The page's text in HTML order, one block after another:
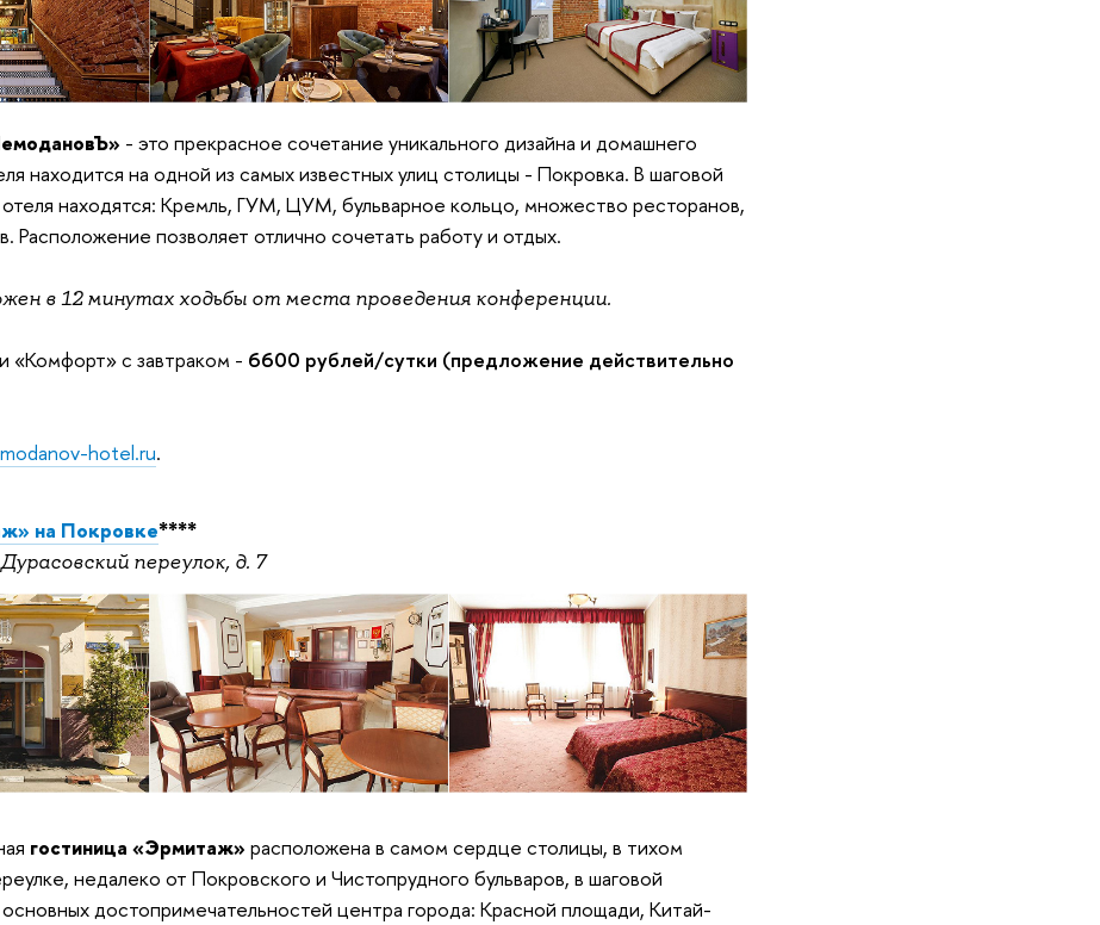
- это прекрасное сочетание уникального дизайна и домашнего
находится на одной из самых известных улиц столицы - Покровка. В шаговой
находятся: Кремль, ГУМ, ЦУМ, бульварное кольцо, множество ресторанов,
Расположение позволяет отлично сочетать работу и отдых.
в 12 минутах ходьбы от места проведения конференции.
«Комфорт»с завтраком - 6600 рублей/сутки (предложение действительно
hotel.ru.
на Покровке****
переулок, д. 7
гостиница «Эрмитаж» расположена в самом сердце столицы, в тихом
недалеко от Покровского и Чистопрудного бульваров, в шаговой
достопримечательностей центра города: Красной площади, Китай-